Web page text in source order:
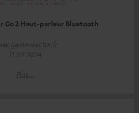
Go 2 Haut-parleur Bluetooth
11.03.2024
Plus…